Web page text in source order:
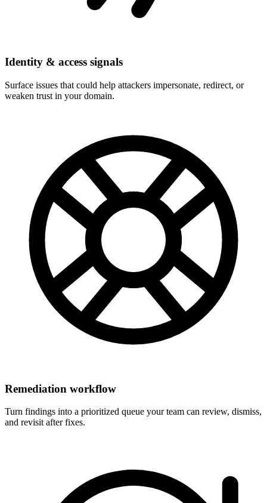
Identity & access signals
Surface issues that could help attackers impersonate, redirect, or
weaken trust in your domain.
Remediation workflow
Turn findings into a prioritized queue your team can review, dismiss,
and revisit after fixes.